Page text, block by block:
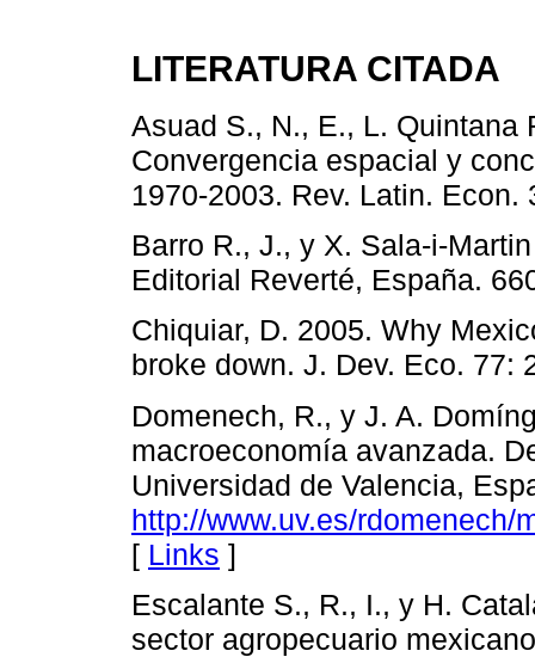
LITERATURA CITADA
Asuad S., N., E., L. Quintana
Convergencia espacial y
1970-2003. Rev. Latin. Econ.
Barro R., J., y X. Sala-i-
Editorial Reverté, España.
Chiquiar, D. 2005. Why
broke down. J. Dev. Eco. 77:
Domenech, R., y J. A.
macroeconomía avanzada.
Universidad de Valencia,
http://www.uv.es/rdomenech/
[ Links ]
Escalante S., R., I., y H.
sector agropecuario